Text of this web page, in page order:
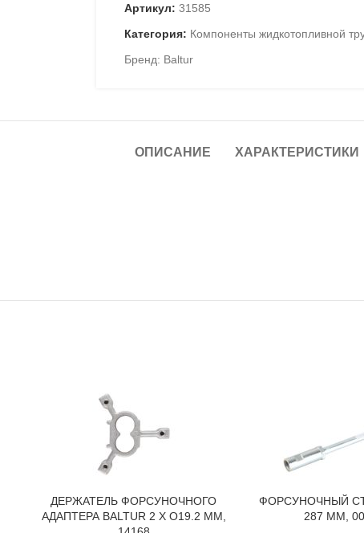
Артикул: 31585
Категория: Компоненты жидкотопливной
Бренд: Baltur
ОПИСАНИЕ ХАРАКТЕРИСТИКИ
В КОРЗИНУ
ДЕРЖАТЕЛЬ ФОРСУНОЧНОГО
АДАПТЕРА BALTUR 2 X O19.2 ММ,
В КОРЗИНУ
ФОРСУНОЧНЫЙ
287 ММ,